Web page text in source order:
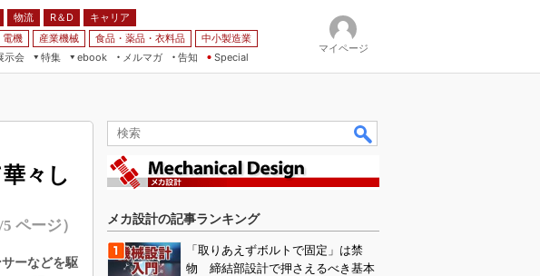
物流 R＆D
キャリア
電機 産業機械 食品・薬品・衣料品
中小製造業
示会
特集
ebook
メルマガ
告知 Special
マイページ
々し
5 ページ）
ーなどを駆
メカ設計の記事ランキング
「取りあえずボルトで固定」は禁
物 締結部設計で押さえるべき基本